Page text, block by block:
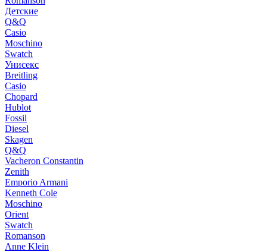
Детские
Q&Q
Casio
Moschino
Swatch
Унисекс
Breitling
Casio
Chopard
Hublot
Fossil
Diesel
Skagen
Q&Q
Vacheron Constantin
Zenith
Emporio Armani
Kenneth Cole
Moschino
Orient
Swatch
Romanson
Anne Klein